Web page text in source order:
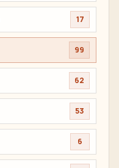
17
99
62
53
6